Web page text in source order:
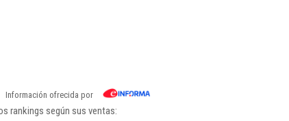
Información ofrecida por
rankings según sus ventas: